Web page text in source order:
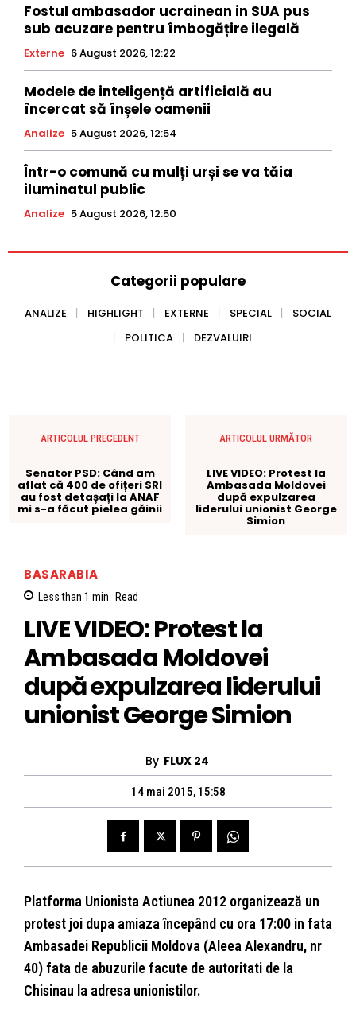
Fostul ambasador ucrainean in SUA pus
sub acuzare pentru îmbogățire ilegală
Externe 6 August 2026, 12:22
Modele de inteligență artificială au
încercat să înșele oamenii
Analize 5 August 2026, 12:54
Într-o comună cu mulți urși se va tăia
iluminatul public
Analize 5 August 2026, 12:50
Categorii populare
ANALIZE HIGHLIGHT EXTERNE SPECIAL
SOCIAL
POLITICA
DEZVALUIRI
ARTICOLUL PRECEDENT
Senator PSD: Când am
aflat că 400 de ofițeri SRI
au fost detașați la ANAF
mi s-a făcut pielea găinii
ARTICOLUL URMĂTOR
LIVE VIDEO: Protest la
Ambasada Moldovei
după expulzarea
liderului unionist George
Simion